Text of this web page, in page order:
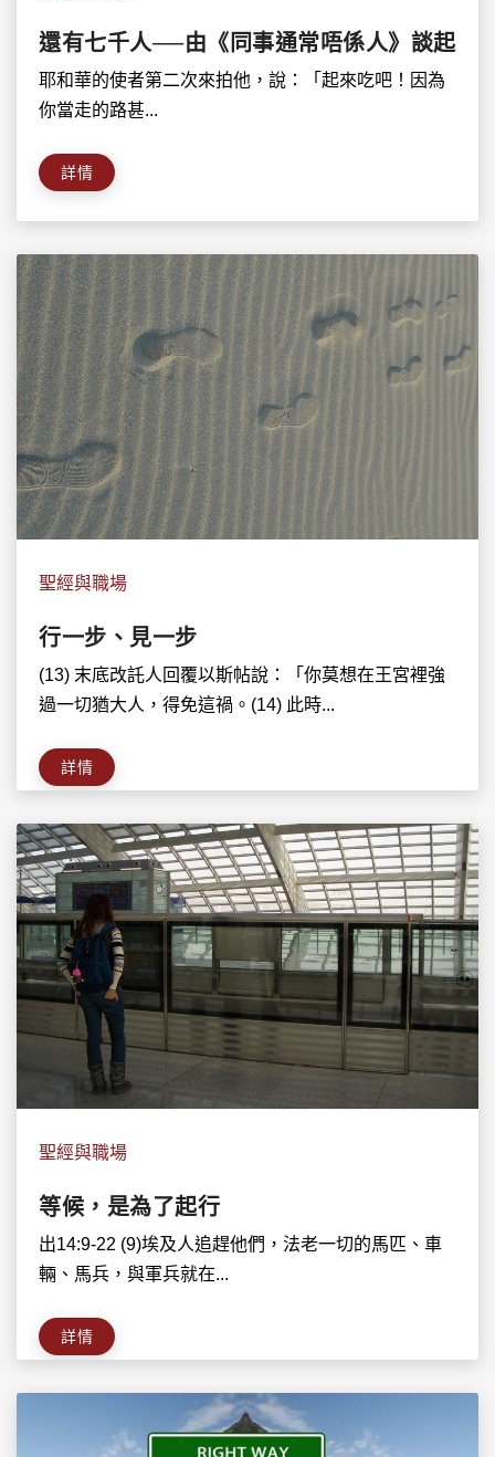
還有七千人──由《同事通常唔係人》談起
耶和華的使者第二次來拍他，說：「起來吃吧！因為
你當走的路甚...
詳情
聖經與職場
行一步、見一步
(13) 末底改託人回覆以斯帖說：「你莫想在王宮裡強
過一切猶大人，得免這禍。(14) 此時...
詳情
聖經與職場
等候，是為了起行
出14:9-22 (9)埃及人追趕他們，法老一切的馬匹、車
輛、馬兵，與軍兵就在...
詳情